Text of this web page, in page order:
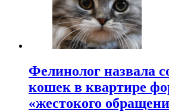
Фелинолог назвала
кошек в квартире
«жестокого